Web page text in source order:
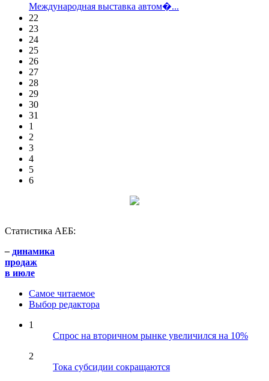
Международная выставка автом�...
22
23
24
25
26
27
28
29
30
31
1
2
3
4
5
6
Статистика АЕБ:
– динамика
продаж
в июле
Самое читаемое
Выбор редактора
1
Спрос на вторичном рынке увеличился на 10%
2
Тока субсидии сокращаются